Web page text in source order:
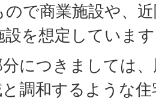
で商業施設や、
を想定していま
につきましては
調和するような